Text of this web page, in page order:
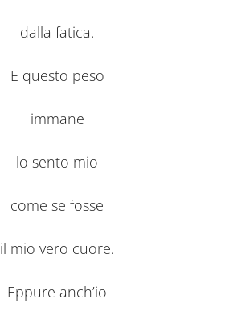
dalla fatica.
E questo peso
immane
lo sento mio
come se fosse
il mio vero cuore.
Eppure anch’io